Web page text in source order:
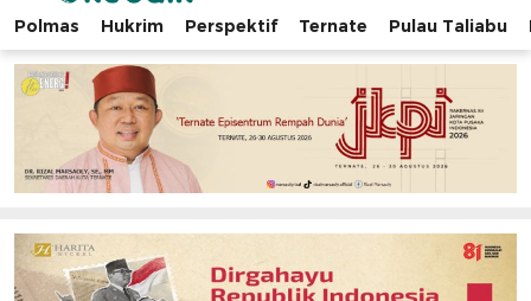
Okebaik.id
Baiknya Dibaca
Polmas Hukrim Perspektif Ternate Pulau Taliabu